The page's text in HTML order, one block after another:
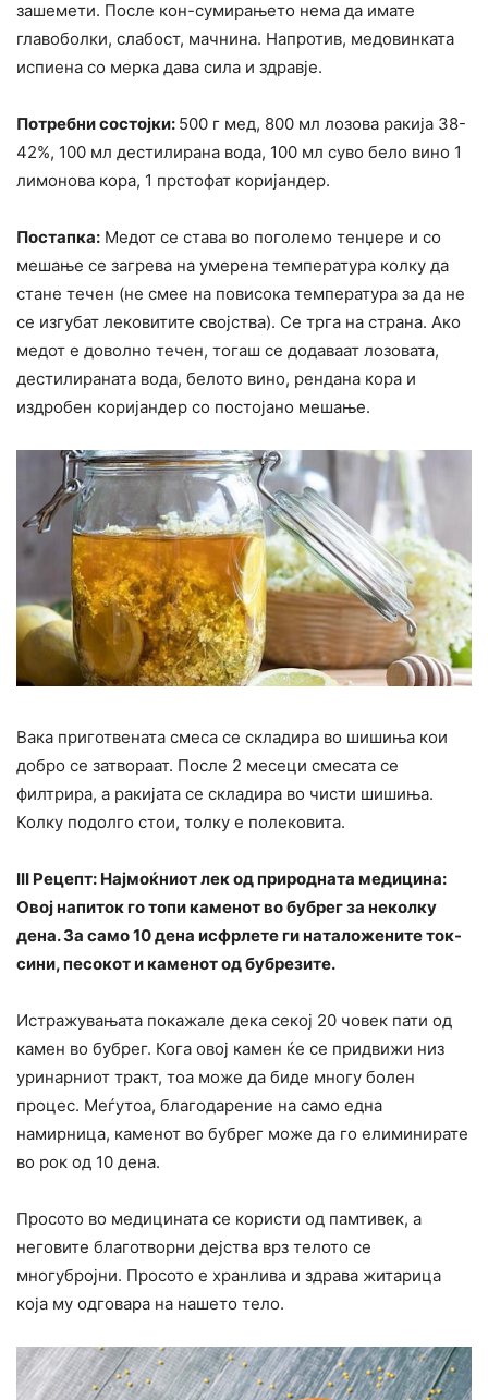
зашемети. После кон-сумирањето нема да имате
главоболки, слабост, мачнина. Напротив, медовинката
испиена со мерка дава сила и здравје.
Потребни состојки: 500 г мед, 800 мл лозова ракија 38-
42%, 100 мл дестилирана вода, 100 мл суво бело вино 1
лимонова кора, 1 прстофат коријандер.
Постапка: Медот се става во поголемо тенџере и со
мешање се загрева на умерена температура колку да
стане течен (не смее на повисока температура за да не
се изгубат лековитите својства). Се трга на страна. Ако
медот е доволно течен, тогаш се додаваат лозовата,
дестилираната вода, белото вино, рендана кора и
издробен коријандер со постојано мешање.
Вака приготвената смеса се складира во шишиња кои
добро се затвораат. После 2 месеци смесата се
филтрира, а ракијата се складира во чисти шишиња.
Колку подолго стои, толку е полековита.
III Рецепт: Најмоќниот лек од природната медицина:
Овој напиток го топи каменот во бубрег за неколку
дена. За само 10 дена исфрлете ги наталожените ток-
сини, песокот и каменот од бубрезите.
Истражувањата покажале дека секој 20 човек пати од
камен во бубрег. Кога овој камен ќе се придвижи низ
уринарниот тракт, тоа може да биде многу болен
процес. Меѓутоа, благодарение на само една
намирница, каменот во бубрег може да го елиминирате
во рок од 10 дена.
Просото во медицината се користи од памтивек, а
неговите благотворни дејства врз телото се
многубројни. Просото е хранлива и здрава житарица
која му одговара на нашето тело.